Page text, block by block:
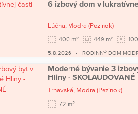
6 izbový dom v
Lúčna, Modra (Pezinok)
400 m2 449 m2
5.8.2026 RODINNÝ DOM
Moderné bývanie 3
Hliny - SKOLAUDOVANÉ
Trnavská, Modra (Pezinok)
72 m2